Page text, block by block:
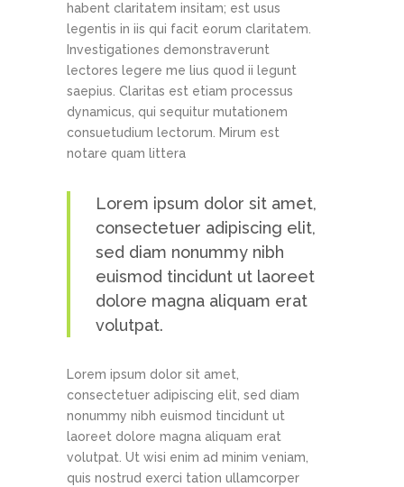
habent claritatem insitam; est usus
legentis in iis qui facit eorum claritatem.
Investigationes demonstraverunt
lectores legere me lius quod ii legunt
saepius. Claritas est etiam processus
dynamicus, qui sequitur mutationem
consuetudium lectorum. Mirum est
notare quam littera
Lorem ipsum dolor sit amet,
consectetuer adipiscing elit,
sed diam nonummy nibh
euismod tincidunt ut laoreet
dolore magna aliquam erat
volutpat.
Lorem ipsum dolor sit amet,
consectetuer adipiscing elit, sed diam
nonummy nibh euismod tincidunt ut
laoreet dolore magna aliquam erat
volutpat. Ut wisi enim ad minim veniam,
quis nostrud exerci tation ullamcorper